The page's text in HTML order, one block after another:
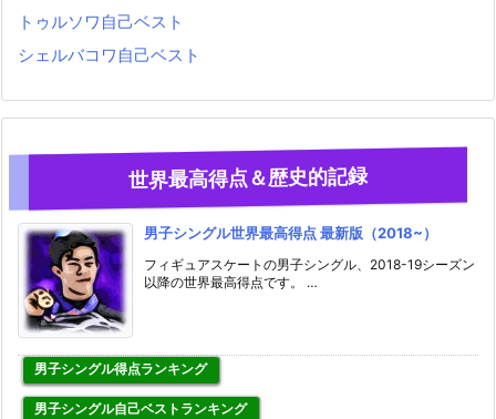
トゥルソワ自己ベスト
シェルバコワ自己ベスト
世界最高得点＆歴史的記録
男子シングル世界最高得点 最新版（2018~）
フィギュアスケートの男子シングル、2018-19シーズン
以降の世界最高得点です。 …
男子シングル得点ランキング
男子シングル自己ベストランキング